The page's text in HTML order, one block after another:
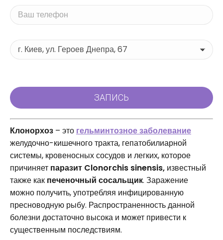
Клонорхоз – это гельминтозное заболевание
желудочно-кишечного тракта, гепатобилиарной
системы, кровеносных сосудов и легких, которое
причиняет паразит Clonorchis sinensis, известный
также как печеночный сосальщик. Заражение
можно получить, употребляя инфицированную
пресноводную рыбу. Распространенность данной
болезни достаточно высока и может привести к
существенным последствиям.